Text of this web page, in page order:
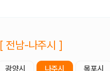
[ 전남-나주시 ]
광양시 나주시 목포시